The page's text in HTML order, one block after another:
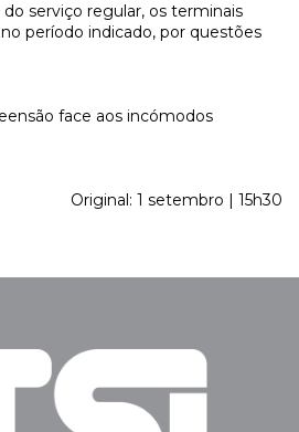
do serviço regular, os terminais
período indicado, por questões
face aos incómodos
Original: 1 setembro | 15h30